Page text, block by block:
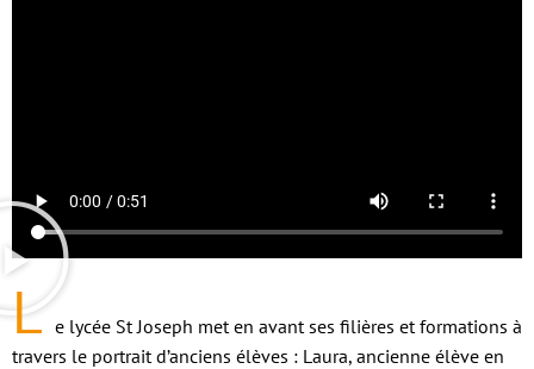
L e lycée St Joseph met en avant ses filières et formations à
travers le portrait d’anciens élèves : Laura, ancienne élève en